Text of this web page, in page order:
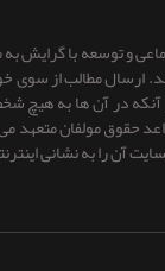
و توسعه با گرایش
ارسال مطالب از
در آن ها به هيچ
مولفان متعهد می
آن را به نشانی